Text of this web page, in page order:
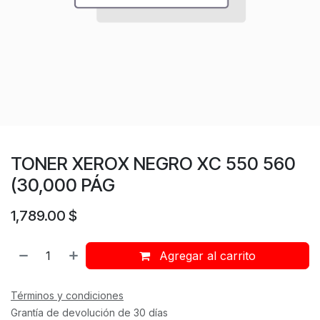
TONER XEROX NEGRO XC 550 560
(30,000 PÁG
1,789.00 $
Agregar al carrito
Términos y condiciones
Grantía de devolución de 30 días